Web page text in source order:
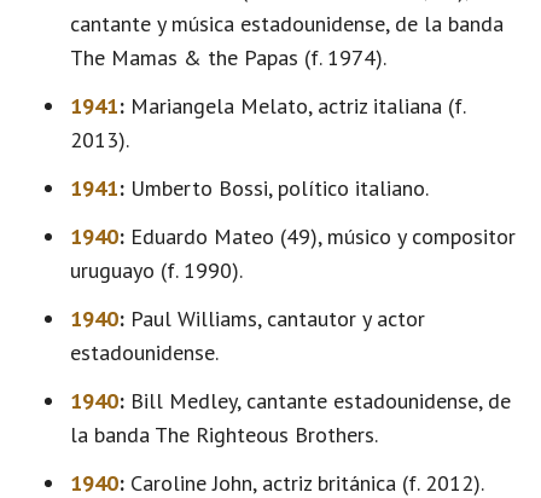
cantante y música estadounidense, de la banda
The Mamas & the Papas (f. 1974).
1941: Mariangela Melato, actriz italiana (f.
2013).
1941: Umberto Bossi, político italiano.
1940: Eduardo Mateo (49), músico y compositor
uruguayo (f. 1990).
1940: Paul Williams, cantautor y actor
estadounidense.
1940: Bill Medley, cantante estadounidense, de
la banda The Righteous Brothers.
1940: Caroline John, actriz británica (f. 2012).